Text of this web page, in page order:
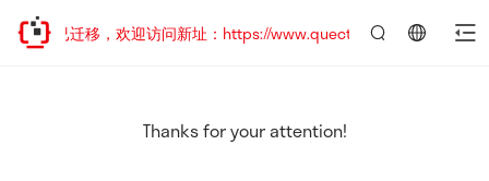
站地址已迁移，欢迎访问新址：https://www.quectel.com.cn
Thanks for your attention!